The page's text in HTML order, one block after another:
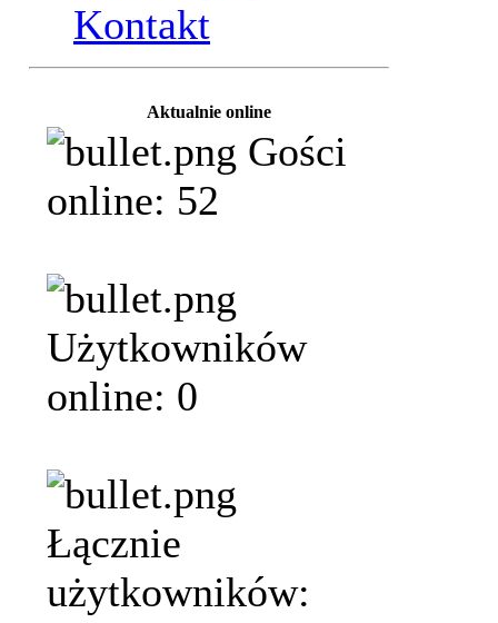
Kontakt
Aktualnie online
Gości
online: 52
Użytkowników
online: 0
Łącznie
użytkowników: